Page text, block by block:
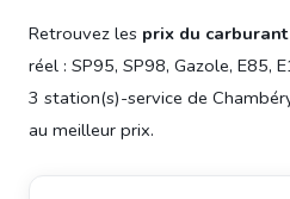
Retrouvez les prix du
réel : SP95, SP98, Gazole, E85,
3 station(s)-service de
au meilleur prix.